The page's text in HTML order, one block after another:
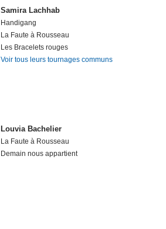
Samira Lachhab
Handigang
La Faute à Rousseau
Les Bracelets rouges
Voir tous leurs tournages communs
Louvia Bachelier
La Faute à Rousseau
Demain nous appartient